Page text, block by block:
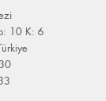
10 K: 6